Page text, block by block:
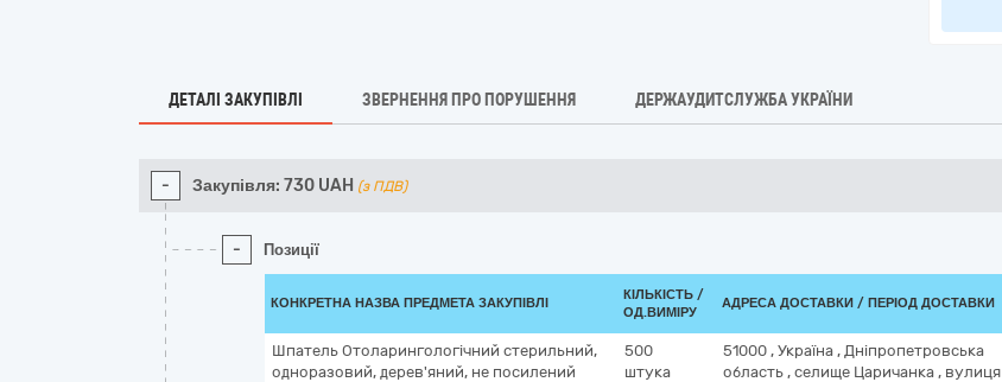
ДЕТАЛІ ЗАКУПІВЛІ ЗВЕРНЕННЯ ПРО ПОРУШЕННЯ ДЕРЖАУДИТСЛУЖБА УКРАЇНИ
- Закупівля: 730 UAH (з ПДВ)
- Позиції
КОНКРЕТНА НАЗВА ПРЕДМЕТА ЗАКУПІВЛІ
КІЛЬКІСТЬ /
ОД.ВИМІРУ
АДРЕСА ДОСТАВКИ / ПЕРІОД ДОСТАВКИ
Шпатель Отоларингологічний стерильний,
одноразовий, дерев'яний, не посилений
500
штука
51000 , Україна , Дніпропетровська
область , селище Царичанка , вулиця